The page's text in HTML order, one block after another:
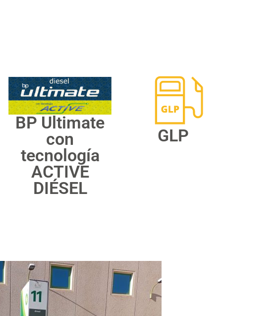
BP Ultimate
con
tecnología
ACTIVE
DIÉSEL
GLP